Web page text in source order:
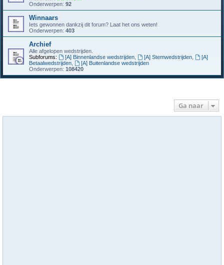
Onderwerpen: 92
Winnaars
Iets gewonnen dankzij dit forum? Laat het ons weten!
Onderwerpen: 403
Archief
Alle afgelopen wedstrijden.
Subforums:
[A] Binnenlandse wedstrijden, [A] Stemwedstrijden,
[A]
Betaalwedstrijden
[A] Buitenlandse wedstrijden
Onderwerpen: 108420
Ga naar